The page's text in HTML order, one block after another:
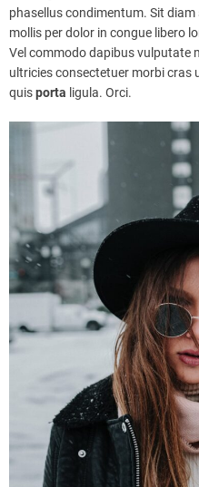
phasellus condimentum. Sit
mollis per dolor in congue libero
Vel commodo dapibus vulputate
ultricies consectetuer morbi cras
quisporta ligula. Orci.